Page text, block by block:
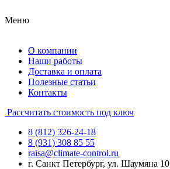
Меню
О компании
Наши работы
Доставка и оплата
Полезные статьи
Контакты
Рассчитать стоимость под ключ
8 (812) 326-24-18
8 (931) 308 85 55
raisa@climate-control.ru
г. Санкт Петербург, ул. Шаумяна 10